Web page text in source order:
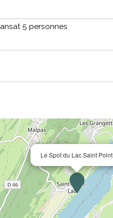
5 personnes
Le Spot du Lac Saint Point